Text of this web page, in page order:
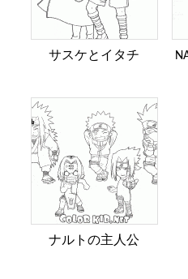
サスケとイタチ
ナルトの主人公